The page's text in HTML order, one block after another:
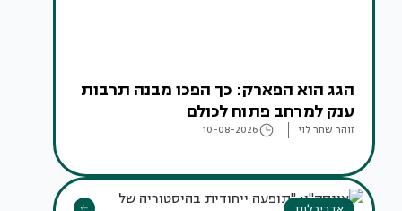
הגג הוא הפארק: כך הפכו מבנה תרבות
ענק למרחב פתוח לכולם
זוהר שחר לוי 10-08-2026